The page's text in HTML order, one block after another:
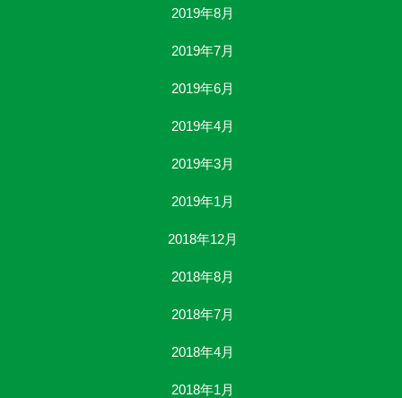
2019年8月
2019年7月
2019年6月
2019年4月
2019年3月
2019年1月
2018年12月
2018年8月
2018年7月
2018年4月
2018年1月